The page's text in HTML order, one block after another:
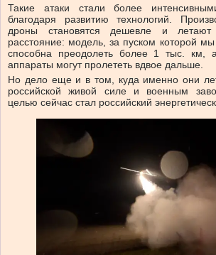
Такие атаки стали более
благодаря развитию технологий.
дроны становятся дешевле и
расстояние: модель, за пуском которой
способна преодолеть более 1 тыс. км,
аппараты могут пролететь вдвое дальше.
Но дело еще и в том, куда именно они
российской живой силе и военным
целью сейчас стал российский